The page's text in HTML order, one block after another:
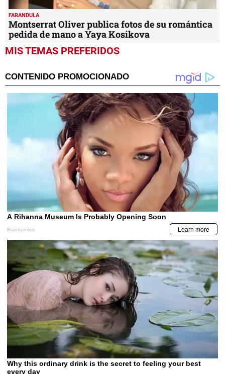
FARANDULA
Montserrat Oliver publica fotos de su romántica
pedida de mano a Yaya Kosikova
MIS TEMAS PREFERIDOS